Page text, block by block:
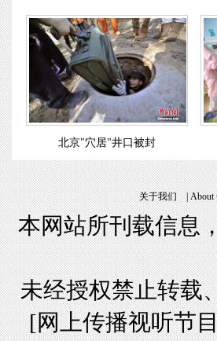
北京"穴居"井口被封
关于我们|About
本网站所刊载信息
未经授权禁止转载
[网上传播视听节